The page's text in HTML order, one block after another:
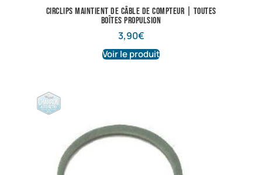
Circlips maintient de câble de compteur | Toutes
boîtes propulsion
3,90€
Voir le produit